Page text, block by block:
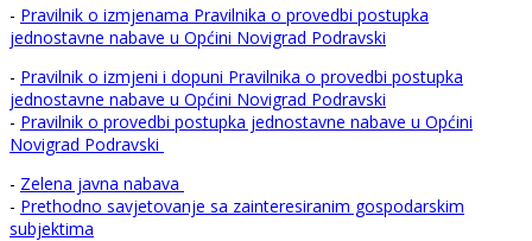
- Pravilnik o izmjenama Pravilnika o provedbi postupka
jednostavne nabave u Općini Novigrad Podravski
- Pravilnik o izmjeni i dopuni Pravilnika o provedbi postupka
jednostavne nabave u Općini Novigrad Podravski
- Pravilnik o provedbi postupka jednostavne nabave u Općini
Novigrad Podravski
- Zelena javna nabava
- Prethodno savjetovanje sa zainteresiranim gospodarskim
subjektima